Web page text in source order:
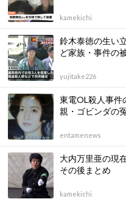
kamekichi
鈴木泰徳の生い
ど家族・事件の
yujitake226
東電OL殺人事件
親・ゴビンダの
entamenews
大内万里亜の現
その後まとめ
kamekichi